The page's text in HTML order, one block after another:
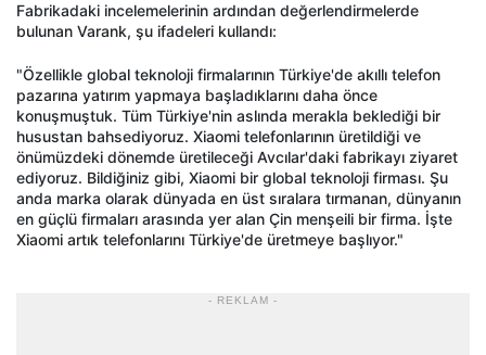
Fabrikadaki incelemelerinin ardından değerlendirmelerde
bulunan Varank, şu ifadeleri kullandı:
"Özellikle global teknoloji firmalarının Türkiye'de akıllı telefon
pazarına yatırım yapmaya başladıklarını daha önce
konuşmuştuk. Tüm Türkiye'nin aslında merakla beklediği bir
husustan bahsediyoruz. Xiaomi telefonlarının üretildiği ve
önümüzdeki dönemde üretileceği Avcılar'daki fabrikayı ziyaret
ediyoruz. Bildiğiniz gibi, Xiaomi bir global teknoloji firması. Şu
anda marka olarak dünyada en üst sıralara tırmanan, dünyanın
en güçlü firmaları arasında yer alan Çin menşeili bir firma. İşte
Xiaomi artık telefonlarını Türkiye'de üretmeye başlıyor."
- REKLAM -